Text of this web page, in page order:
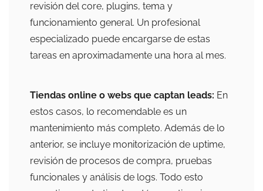
revisión del core, plugins, tema y
funcionamiento general. Un profesional
especializado puede encargarse de estas
tareas en aproximadamente una hora al mes.
Tiendas online o webs que captan leads: En
estos casos, lo recomendable es un
mantenimiento más completo. Además de lo
anterior, se incluye monitorización de uptime,
revisión de procesos de compra, pruebas
funcionales y análisis de logs. Todo esto